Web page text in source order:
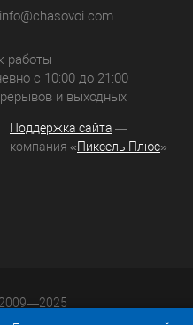
info@chasovoi.com
работы
с 10:00 до 21:00
и выходных
Поддержка сайта —
компания «Пиксель Плюс»
г. Смоленск, ул.